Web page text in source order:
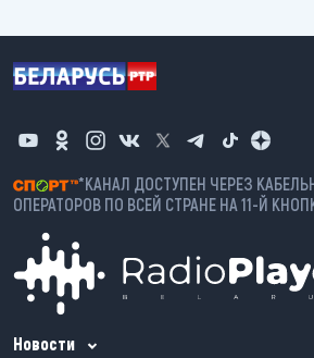
*КАНАЛ ДОСТУПЕН ЧЕРЕЗ
ОПЕРАТОРОВ ПО ВСЕЙ СТРАНЕ НА 11-Й
Новости